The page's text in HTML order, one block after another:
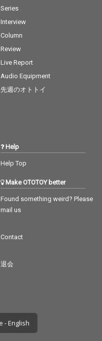
Series
Interview
Column
Review
Live Report
Audio Equipment
先週のオトトイ
Help
Help Top
Make OTOTOY better
Found something weird? Please
mail us
Contact
退会
- English